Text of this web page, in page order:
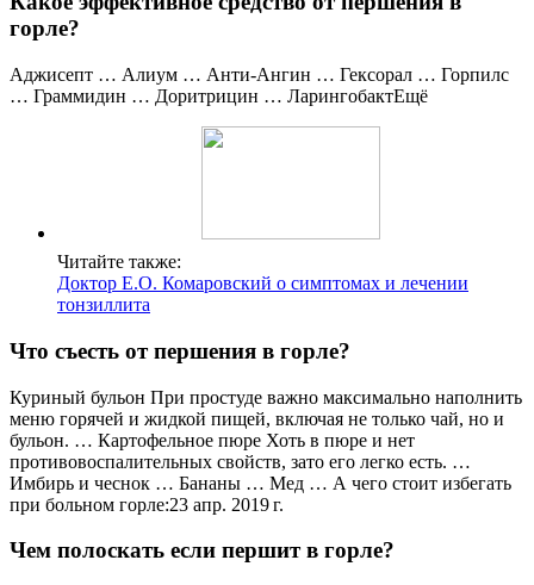
горле?
Аджисепт … Алиум … Анти-Ангин … Гексорал … Горпилс
… Граммидин … Доритрицин … ЛарингобактЕщё
Читайте также:
Доктор Е.О. Комаровский о симптомах и лечении
тонзиллита
Что съесть от першения в горле?
Куриный бульон При простуде важно максимально наполнить
меню горячей и жидкой пищей, включая не только чай, но и
бульон. … Картофельное пюре Хоть в пюре и нет
противовоспалительных свойств, зато его легко есть. …
Имбирь и чеснок … Бананы … Мед … А чего стоит избегать
при больном горле:23 апр. 2019 г.
Чем полоскать если першит в горле?